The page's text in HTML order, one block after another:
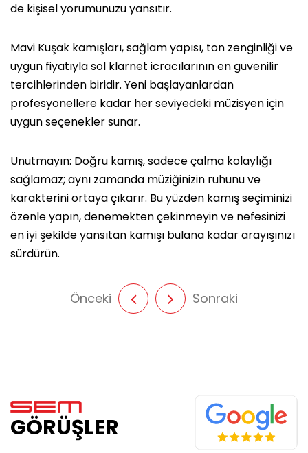
de kişisel yorumunuzu yansıtır.
Mavi Kuşak kamışları, sağlam yapısı, ton zenginliği ve
uygun fiyatıyla sol klarnet icracılarının en güvenilir
tercihlerinden biridir. Yeni başlayanlardan
profesyonellere kadar her seviyedeki müzisyen için
uygun seçenekler sunar.
Unutmayın: Doğru kamış, sadece çalma kolaylığı
sağlamaz; aynı zamanda müziğinizin ruhunu ve
karakterini ortaya çıkarır. Bu yüzden kamış seçiminizi
özenle yapın, denemekten çekinmeyin ve nefesinizi
en iyi şekilde yansıtan kamışı bulana kadar arayışınızı
sürdürün.
Önceki Sonraki
GÖRÜŞLER